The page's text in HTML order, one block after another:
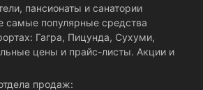
пансионаты и санатории
самые популярные средства
Гагра, Пицунда, Сухуми,
цены и прайс-листы. Акции и
продаж: